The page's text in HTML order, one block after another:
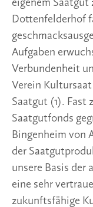
eigenem Saatgut
Dottenfelderhof
Aufgaben
Verbundenheit
Verein
Saatgut (1). Fast
Saatgutfonds
Bingenheim von
der
unsere Basis der
eine sehr
zukunftsfähige